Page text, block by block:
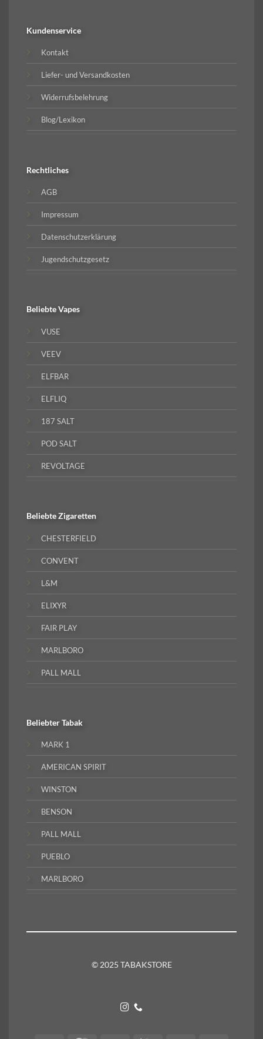
Kundenservice
Kontakt
Liefer- und Versandkosten
Widerrufsbelehrung
Blog/Lexikon
Rechtliches
AGB
Impressum
Datenschutzerklärung
Jugendschutzgesetz
BeliebteVapes
VUSE
VEEV
ELFBAR
ELFLIQ
187 SALT
POD SALT
REVOLTAGE
BeliebteZigaretten
CHESTERFIELD
CONVENT
L&M
ELIXYR
FAIR PLAY
MARLBORO
PALL MALL
BeliebterTabak
MARK 1
AMERICAN SPIRIT
WINSTON
BENSON
PALL MALL
PUEBLO
MARLBORO
© 2025 TABAKSTORE